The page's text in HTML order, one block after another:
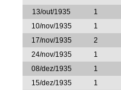
13/out/1935
1
10/nov/1935
1
17/nov/1935
2
24/nov/1935
1
08/dez/1935
1
15/dez/1935
1